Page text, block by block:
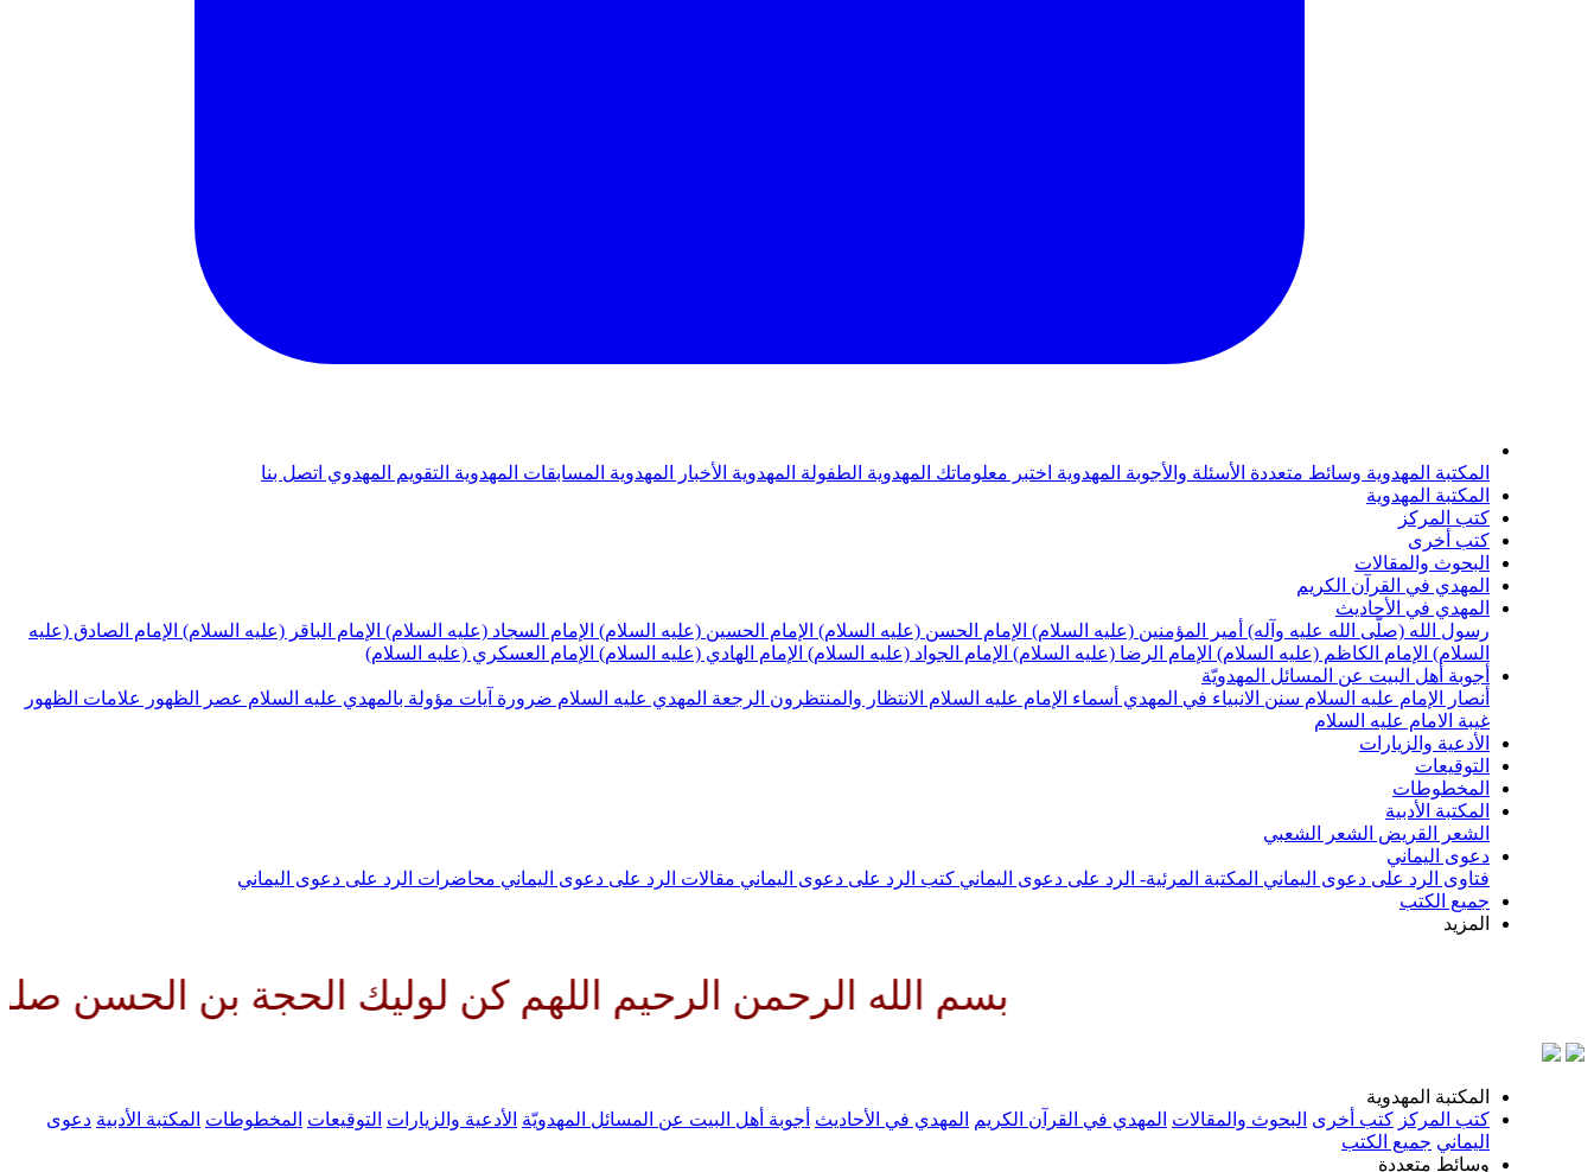
المكتبة المهدوية وسائط متعددة الأسئلة والأجوبة المهدوية اختبر معلوماتك المهدوية الطفولة المهدوية الأخبار المهدوية المسابقات المهدوية التقويم المهدوي اتصل بنا
المكتبة المهدوية
كتب المركز
كتب أخرى
البحوث والمقالات
المهدي في القرآن الكريم
المهدي في الأحاديث
رسول الله (صلّى الله عليه وآله) أمير المؤمنين (عليه السلام) الإمام الحسن (عليه السلام) الإمام الحسين (عليه السلام) الإمام السجاد (عليه السلام) الإمام الباقر (عليه السلام) الإمام الصادق (عليه
السلام) الإمام الكاظم (عليه السلام) الإمام الرضا (عليه السلام) الإمام الجواد (عليه السلام) الإمام الهادي (عليه السلام) الإمام العسكري (عليه السلام)
أجوبة أهل البيت عن المسائل المهدويّة
أنصار الإمام عليه السلام سنن الانبياء في المهدي أسماء الإمام عليه السلام الانتظار والمنتظرون الرجعة المهدي عليه السلام ضرورة آيات مؤولة بالمهدي عليه السلام عصر الظهور
علامات الظهور
غيبة الامام عليه السلام
الأدعية والزيارات
التوقيعات
المخطوطات
المكتبة الأدبية
الشعر القريض الشعر الشعبي
دعوى اليماني
فتاوى الرد على دعوى اليماني المكتبة المرئية- الرد على دعوى اليماني كتب الرد على دعوى اليماني مقالات الرد على دعوى اليماني محاضرات الرد على دعوى اليماني
جميع الكتب
المزيد
بسم الله الرحمن الرحيم اللهم كن لوليك الحجة بن الحسن صلواتك عليه
المكتبة المهدوية
كتب المركز كتب أخرى البحوث والمقالات المهدي في القرآن الكريم المهدي في الأحاديث أجوبة أهل البيت عن المسائل المهدويّة الأدعية والزيارات التوقيعات المخطوطات المكتبة الأدبية دعوى
اليماني جميع الكتب
وسائط متعددة